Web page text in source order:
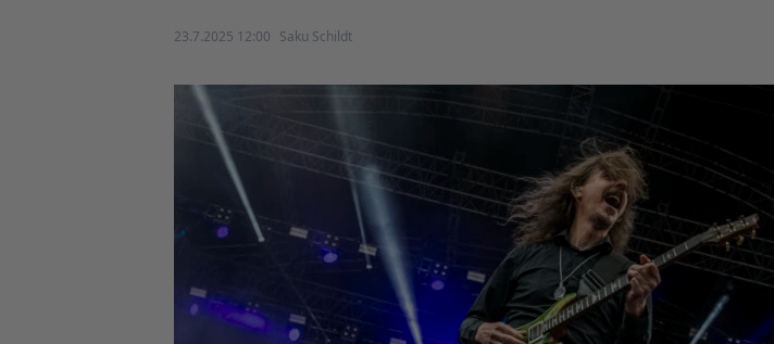
23.7.2025 12:00 Saku Schildt